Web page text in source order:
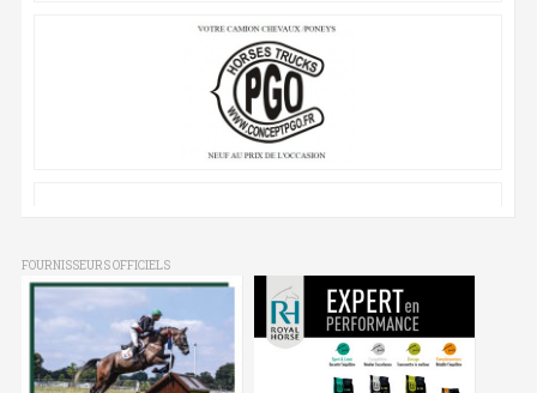
FOURNISSEURS OFFICIELS